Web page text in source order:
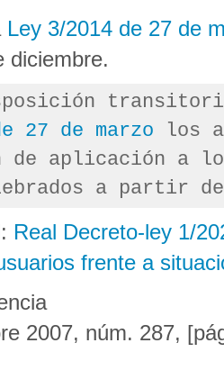
Ley 3/2014 de 27 de
diciembre.
27 de marzo los
de aplicación a
a partir
Real Decreto-ley 1/
frente a
2007, núm. 287,